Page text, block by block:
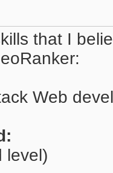
that I
Web
level)